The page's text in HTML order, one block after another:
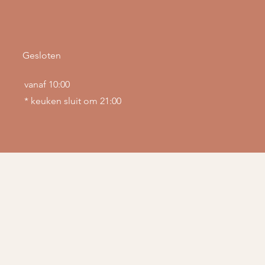
Gesloten
vanaf 10:00
* keuken sluit om 21:00